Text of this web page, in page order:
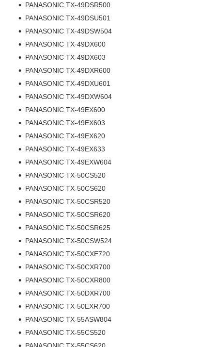
PANASONIC TX-49DSR500
PANASONIC TX-49DSU501
PANASONIC TX-49DSW504
PANASONIC TX-49DX600
PANASONIC TX-49DX603
PANASONIC TX-49DXR600
PANASONIC TX-49DXU601
PANASONIC TX-49DXW604
PANASONIC TX-49EX600
PANASONIC TX-49EX603
PANASONIC TX-49EX620
PANASONIC TX-49EX633
PANASONIC TX-49EXW604
PANASONIC TX-50CS520
PANASONIC TX-50CS620
PANASONIC TX-50CSR520
PANASONIC TX-50CSR620
PANASONIC TX-50CSR625
PANASONIC TX-50CSW524
PANASONIC TX-50CXE720
PANASONIC TX-50CXR700
PANASONIC TX-50CXR800
PANASONIC TX-50DXR700
PANASONIC TX-50EXR700
PANASONIC TX-55ASW804
PANASONIC TX-55CS520
PANASONIC TX-55CS620